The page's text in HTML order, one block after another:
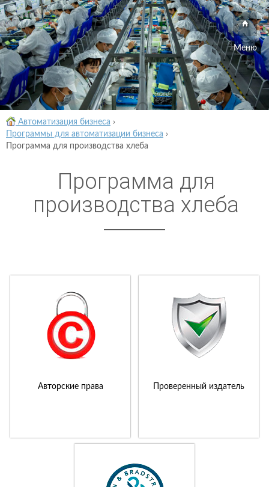
Меню
Автоматизация бизнеса ›
Программы для автоматизации бизнеса ›
Программа для производства хлеба
Программа для
производства хлеба
Авторские права Проверенный издатель